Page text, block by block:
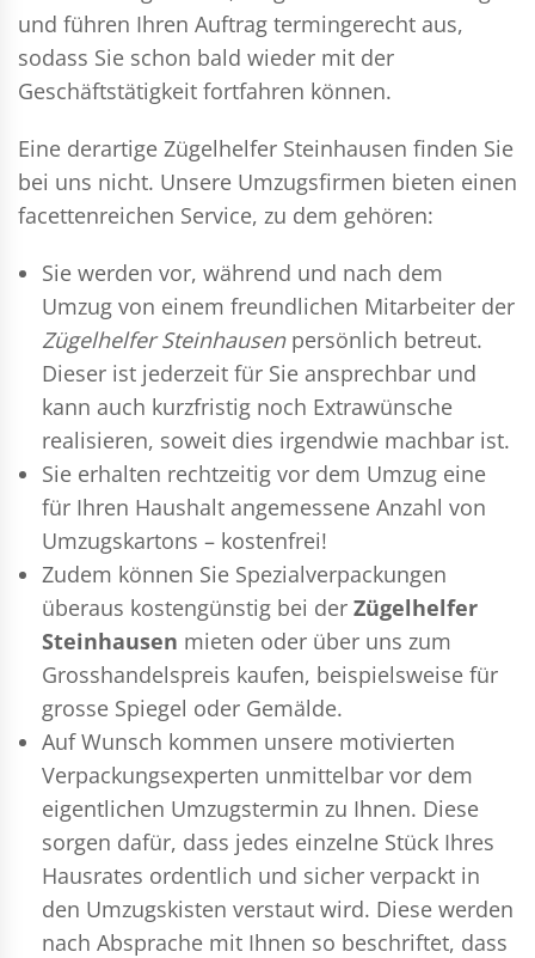
und führen Ihren Auftrag termingerecht aus,
sodass Sie schon bald wieder mit der
Geschäftstätigkeit fortfahren können.
Eine derartige Zügelhelfer Steinhausen finden Sie
bei uns nicht. Unsere Umzugsfirmen bieten einen
facettenreichen Service, zu dem gehören:
Sie werden vor, während und nach dem
Umzug von einem freundlichen Mitarbeiter der
Zügelhelfer Steinhausenpersönlich betreut.
Dieser ist jederzeit für Sie ansprechbar und
kann auch kurzfristig noch Extrawünsche
realisieren, soweit dies irgendwie machbar ist.
Sie erhalten rechtzeitig vor dem Umzug eine
für Ihren Haushalt angemessene Anzahl von
Umzugskartons – kostenfrei!
Zudem können Sie Spezialverpackungen
überaus kostengünstig bei der Zügelhelfer
Steinhausen mieten oder über uns zum
Grosshandelspreis kaufen, beispielsweise für
grosse Spiegel oder Gemälde.
Auf Wunsch kommen unsere motivierten
Verpackungsexperten unmittelbar vor dem
eigentlichen Umzugstermin zu Ihnen. Diese
sorgen dafür, dass jedes einzelne Stück Ihres
Hausrates ordentlich und sicher verpackt in
den Umzugskisten verstaut wird. Diese werden
nach Absprache mit Ihnen so beschriftet, dass